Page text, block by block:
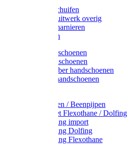
Grendels/schuifen
Hang en sluitwerk overig
Hengen/scharnieren
Scharnieren
Latex handschoenen
Leren handschoenen
PVC / Rubber handschoenen
Katoenen handschoenen
Plukmouwen / Beenpijpen
Reparatieset Flexothane / Dolfing
Regenkleding import
Regenkleding Dolfing
Regenkleding Flexothane